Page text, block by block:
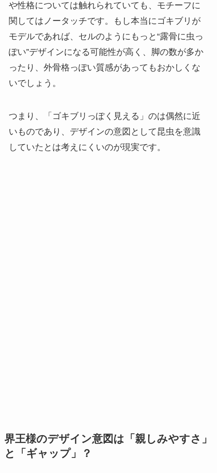
や性格については触れられていても、モチーフに
関してはノータッチです。もし本当にゴキブリが
モデルであれば、セルのようにもっと“露骨に虫っ
ぽい”デザインになる可能性が高く、脚の数が多か
ったり、外骨格っぽい質感があってもおかしくな
いでしょう。
つまり、「ゴキブリっぽく見える」のは偶然に近
いものであり、デザインの意図として昆虫を意識
していたとは考えにくいのが現実です。
界王様のデザイン意図は「親しみやすさ」
と「ギャップ」？